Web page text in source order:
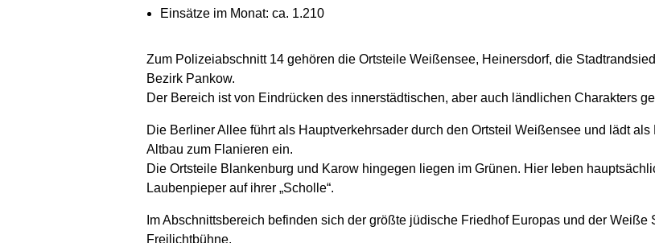
Einsätze im Monat: ca. 1.210
Zum Polizeiabschnitt 14 gehören die Ortsteile Weißensee, Heinersdorf, die
Bezirk Pankow.
Der Bereich ist von Eindrücken des innerstädtischen, aber auch ländlichen Charakters
Die Berliner Allee führt als Hauptverkehrsader durch den Ortsteil Weißensee und lädt
Altbau zum Flanieren ein.
Die Ortsteile Blankenburg und Karow hingegen liegen im Grünen. Hier leben
Laubenpieper auf ihrer „Scholle“.
Im Abschnittsbereich befinden sich der größte jüdische Friedhof Europas und der
Freilichtbühne.